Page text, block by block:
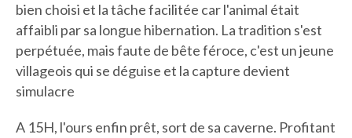
bien choisi et la tâche facilitée car l'animal était
affaibli par sa longue hibernation. La tradition s'est
perpétuée, mais faute de bête féroce, c'est un jeune
villageois qui se déguise et la capture devient
simulacre
A 15H, l'ours enfin prêt, sort de sa caverne. Profitant